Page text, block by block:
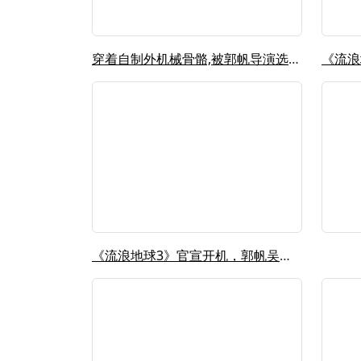
穿着自制外机械骨骼,被郭帆导演选入《...
《流浪地球3》官宣开机，郭帆吴京再度...